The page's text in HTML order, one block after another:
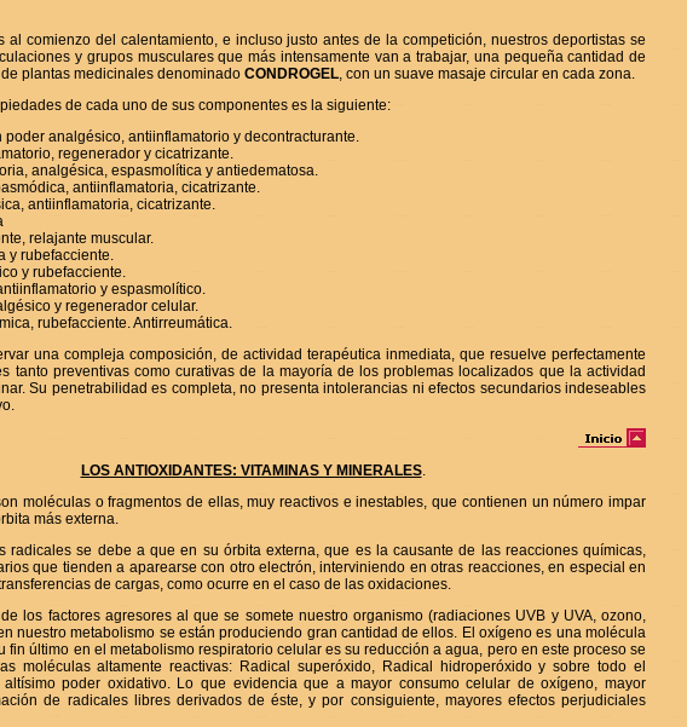
al comienzo del calentamiento, e incluso justo antes de la competición, nuestros deportistas se
y grupos musculares que más intensamente van a trabajar, una pequeña cantidad de
plantas medicinales denominado CONDROGEL, con un suave masaje circular en cada zona.
de cada uno de sus componentes es la siguiente:
poder analgésico, antiinflamatorio y decontracturante.
regenerador y cicatrizante.
analgésica, espasmolítica y antiedematosa.
antiinflamatoria, cicatrizante.
antiinflamatoria, cicatrizante.
relajante muscular.
y rubefacciente.
y rubefacciente.
y espasmolítico.
y regenerador celular.
rubefacciente. Antirreumática.
una compleja composición, de actividad terapéutica inmediata, que resuelve perfectamente
tanto preventivas como curativas de la mayoría de los problemas localizados que la actividad
Su penetrabilidad es completa, no presenta intolerancias ni efectos secundarios indeseables
LOS ANTIOXIDANTES: VITAMINAS Y MINERALES.
moléculas o fragmentos de ellas, muy reactivos e inestables, que contienen un número impar
más externa.
radicales se debe a que en su órbita externa, que es la causante de las reacciones químicas,
que tienden a aparearse con otro electrón, interviniendo en otras reacciones, en especial en
de cargas, como ocurre en el caso de las oxidaciones.
los factores agresores al que se somete nuestro organismo (radiaciones UVB y UVA, ozono,
nuestro metabolismo se están produciendo gran cantidad de ellos. El oxígeno es una molécula
fin último en el metabolismo respiratorio celular es su reducción a agua, pero en este proceso se
moléculas altamente reactivas: Radical superóxido, Radical hidroperóxido y sobre todo el
poder oxidativo. Lo que evidencia que a mayor consumo celular de oxígeno, mayor
de radicales libres derivados de éste, y por consiguiente, mayores efectos perjudiciales